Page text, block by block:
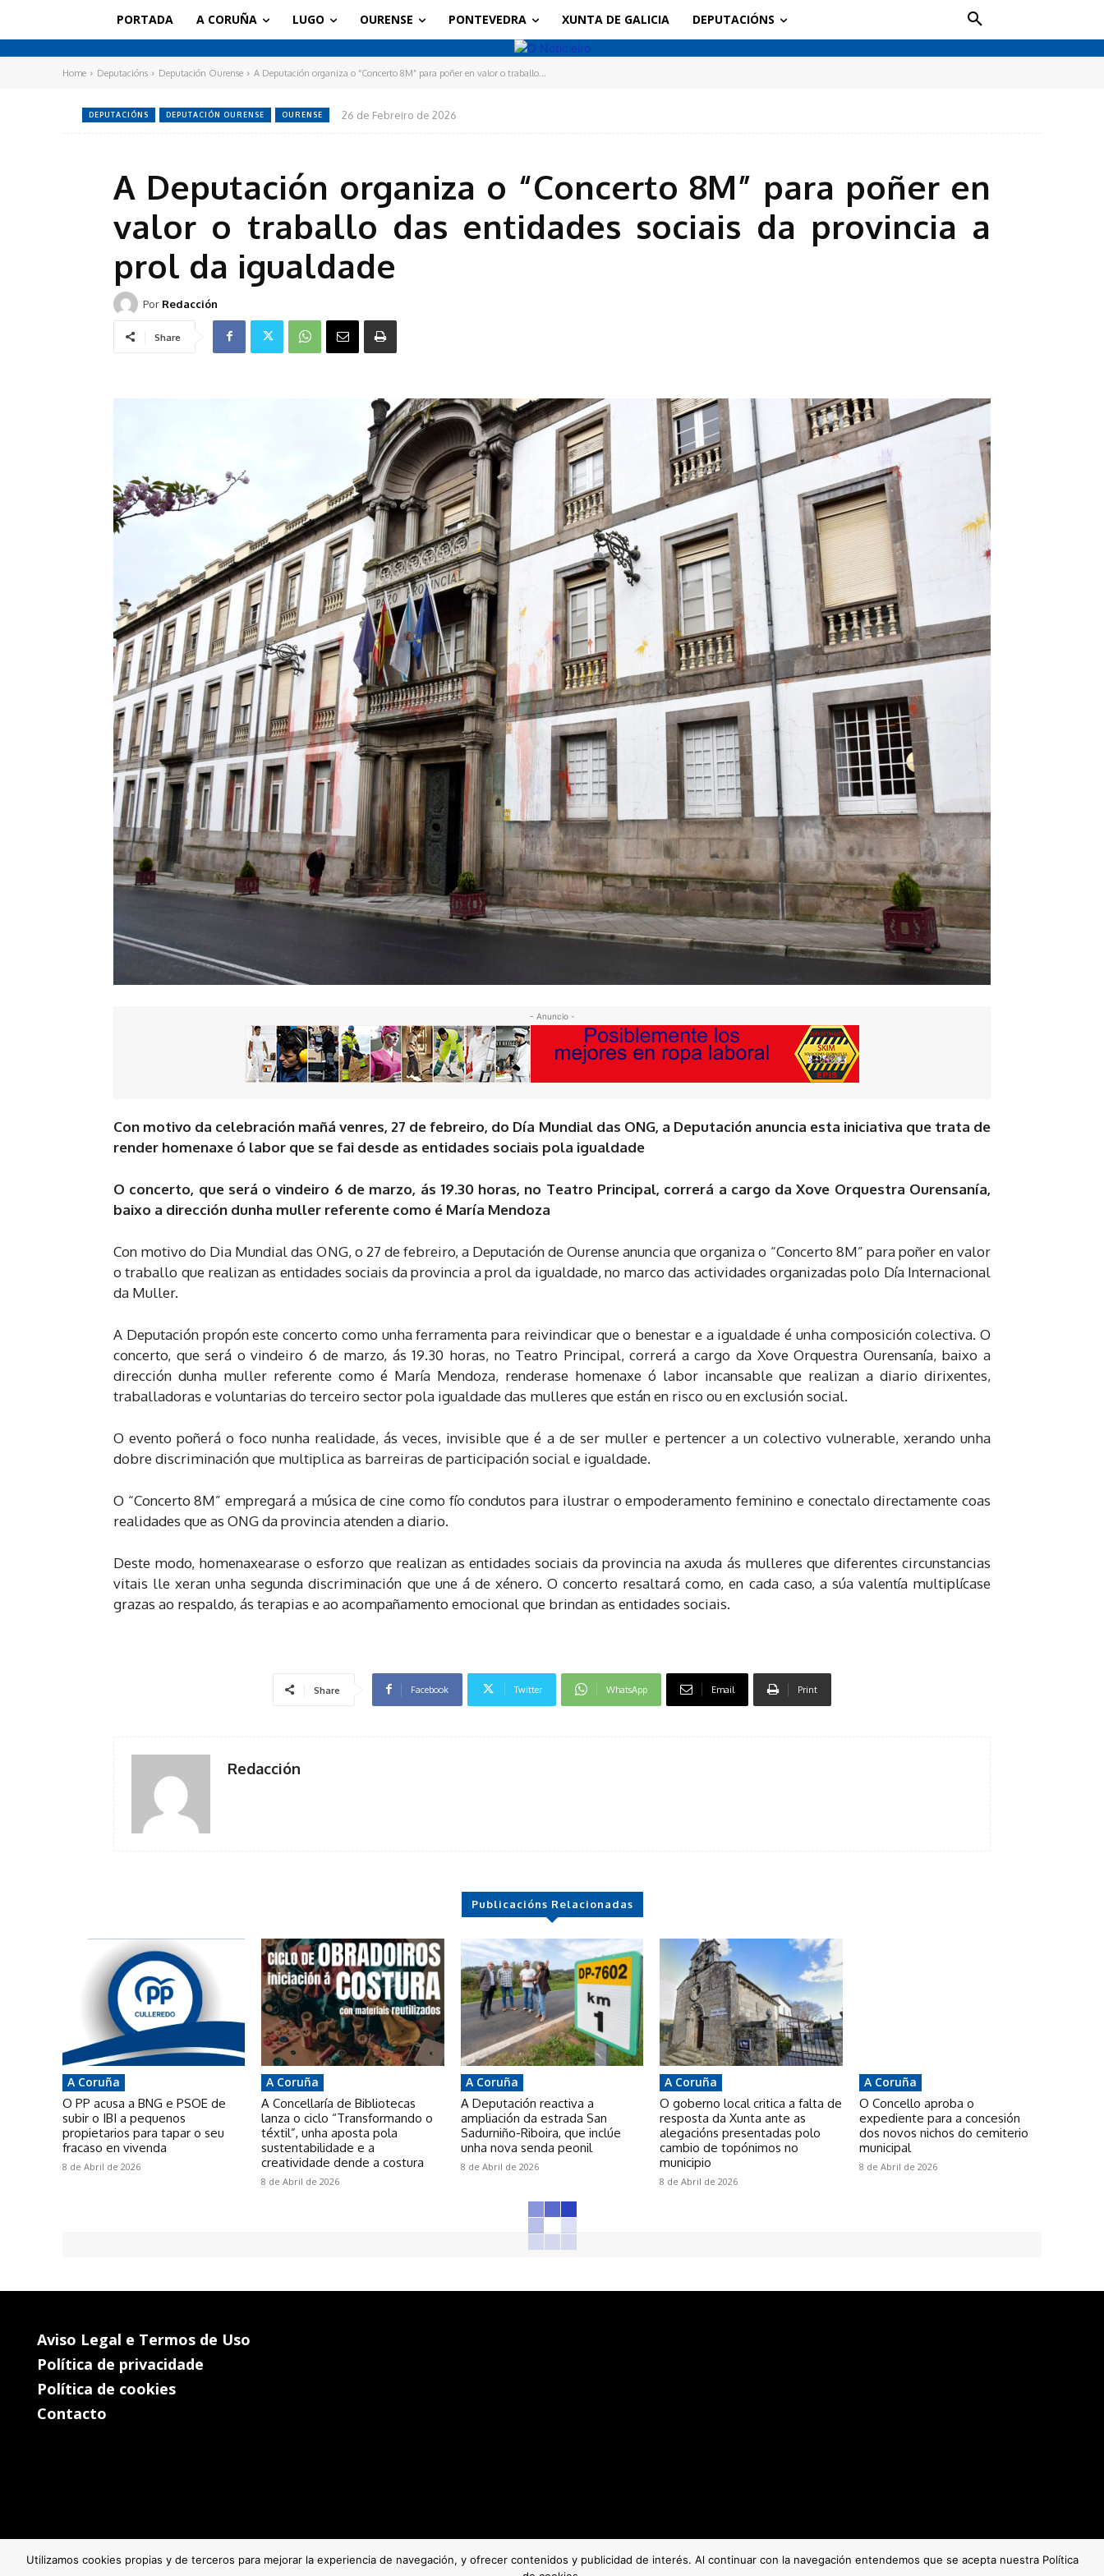
PORTADA A CORUÑA LUGO OURENSE PONTEVEDRA XUNTA DE GALICIA DEPUTACIÓNS
Home Deputacións Deputación Ourense A Deputación organiza o “Concerto 8M” para poñer en valor o traballo...
DEPUTACIÓNS DEPUTACIÓN OURENSE OURENSE 26 de Febreiro de 2026
A Deputación organiza o “Concerto 8M” para poñer en
valor o traballo das entidades sociais da provincia a
prol da igualdade
Por Redacción
Share
- Anuncio -
Con motivo da celebración mañá venres, 27 de febreiro, do Día Mundial das ONG, a Deputación anuncia esta iniciativa que trata de
render homenaxe ó labor que se fai desde as entidades sociais pola igualdade
O concerto, que será o vindeiro 6 de marzo, ás 19.30 horas, no Teatro Principal, correrá a cargo da Xove Orquestra Ourensanía,
baixo a dirección dunha muller referente como é María Mendoza
Con motivo do Dia Mundial das ONG, o 27 de febreiro, a Deputación de Ourense anuncia que organiza o “Concerto 8M” para poñer en valor
o traballo que realizan as entidades sociais da provincia a prol da igualdade, no marco das actividades organizadas polo Día Internacional
da Muller.
A Deputación propón este concerto como unha ferramenta para reivindicar que o benestar e a igualdade é unha composición colectiva. O
concerto, que será o vindeiro 6 de marzo, ás 19.30 horas, no Teatro Principal, correrá a cargo da Xove Orquestra Ourensanía, baixo a
dirección dunha muller referente como é María Mendoza, renderase homenaxe ó labor incansable que realizan a diario dirixentes,
traballadoras e voluntarias do terceiro sector pola igualdade das mulleres que están en risco ou en exclusión social.
O evento poñerá o foco nunha realidade, ás veces, invisible que é a de ser muller e pertencer a un colectivo vulnerable, xerando unha
dobre discriminación que multiplica as barreiras de participación social e igualdade.
O “Concerto 8M” empregará a música de cine como fío condutos para ilustrar o empoderamento feminino e conectalo directamente coas
realidades que as ONG da provincia atenden a diario.
Deste modo, homenaxearase o esforzo que realizan as entidades sociais da provincia na axuda ás mulleres que diferentes circunstancias
vitais lle xeran unha segunda discriminación que une á de xénero. O concerto resaltará como, en cada caso, a súa valentía multiplícase
grazas ao respaldo, ás terapias e ao acompañamento emocional que brindan as entidades sociais.
Share Facebook Twitter WhatsApp Email Print
Redacción
Publicacións Relacionadas
A Coruña
O PP acusa a BNG e PSOE de
subir o IBI a pequenos
propietarios para tapar o seu
fracaso en vivenda
8 de Abril de 2026
A Coruña
A Concellaría de Bibliotecas
lanza o ciclo “Transformando o
téxtil”, unha aposta pola
sustentabilidade e a
creatividade dende a costura
8 de Abril de 2026
A Coruña
A Deputación reactiva a
ampliación da estrada San
Sadurniño-Riboira, que inclúe
unha nova senda peonil
8 de Abril de 2026
A Coruña
O goberno local critica a falta de
resposta da Xunta ante as
alegacións presentadas polo
cambio de topónimos no
municipio
8 de Abril de 2026
A Coruña
O Concello aproba o
expediente para a concesión
dos novos nichos do cemiterio
municipal
8 de Abril de 2026
Aviso Legal e Termos de Uso
Política de privacidade
Política de cookies
Contacto
Utilizamos cookies propias y de terceros para mejorar la experiencia de navegación, y ofrecer contenidos y publicidad de interés. Al continuar con la navegación entendemos que se acepta nuestra Política